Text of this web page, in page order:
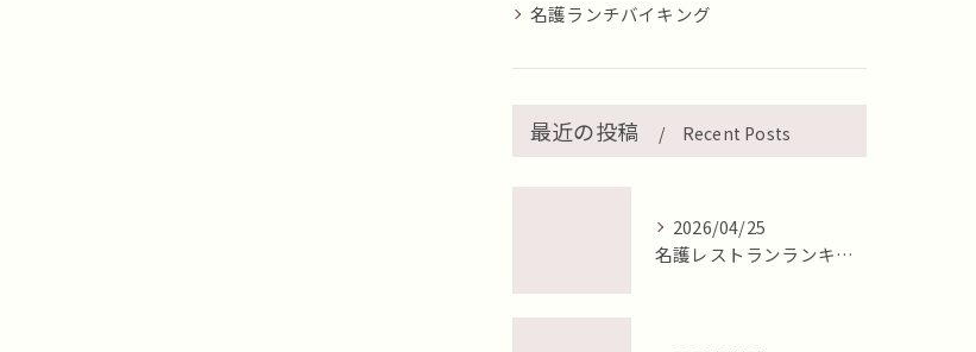
名護ランチバイキング
最近の投稿 Recent Posts
2026/04/25
名護レストランランキング2026年最新版【地元目線で徹底比較】